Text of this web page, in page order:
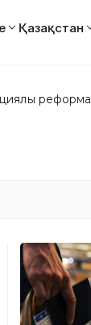
Қазақстан
реформа